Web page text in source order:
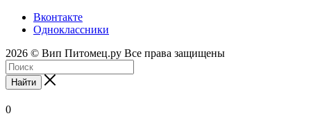
Вконтакте
Одноклассники
2026 © Вип Питомец.ру Все права защищены
Найти
0